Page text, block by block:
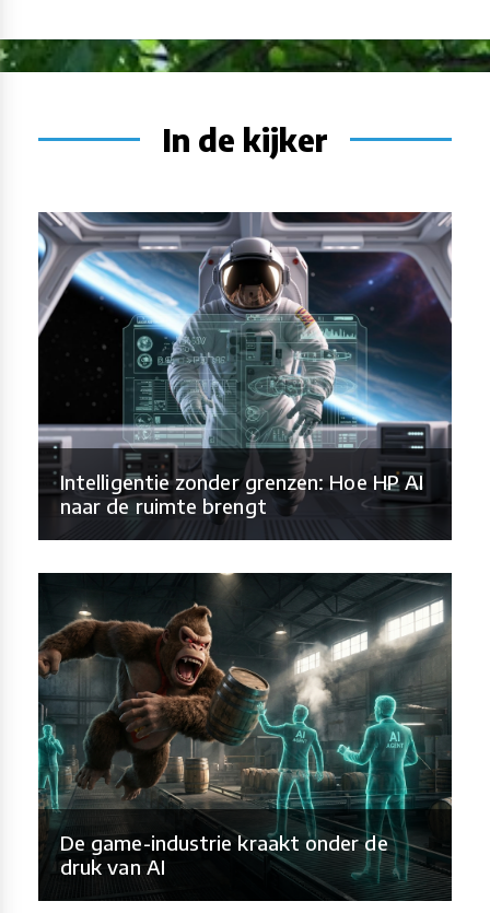
In de kijker
Intelligentie zonder grenzen: Hoe HP AI
naar de ruimte brengt
De game-industrie kraakt onder de
druk van AI